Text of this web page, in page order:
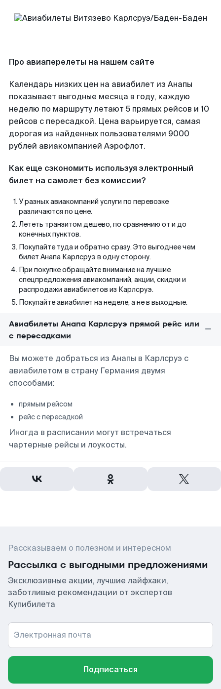
Про авиаперелеты на нашем сайте
Календарь низких цен на авиабилет из Анапы
показывает выгодные месяца в году, каждую
неделю по маршруту летают 5 прямых рейсов и 10
рейсов с пересадкой. Цена варьируется, самая
дорогая из найденных пользователями 9000
рублей авиакомпанией Аэрофлот.
Как еще сэкономить используя электронный
билет на самолет без комиссии?
У разных авиакомпаний услуги по перевозке
различаются по цене.
Лететь транзитом дешево, по сравнению от и до
конечных пунктов.
Покупайте туда и обратно сразу. Это выгоднее чем
билет Анапа Карлсруэ в одну сторону.
При покупке обращайте внимание на лучшие
спецпредложения авиакомпаний, акции, скидки и
распродажи авиабилетов из Карлсруэ.
Покупайте авиабилет на неделе, а не в выходные.
Авиабилеты Анапа Карлсруэ прямой рейс или
с пересадками
Вы можете добраться из Анапы в Карлсруэ с
авиабилетом в страну Германия двумя
способами:
прямым рейсом
рейс с пересадкой
Иногда в расписании могут встречаться
чартерные рейсы и лоукосты.
Рассказываем о полезном и интересном
Рассылка с выгодными предложениями
Эксклюзивные акции, лучшие лайфхаки,
заботливые рекомендации от экспертов
Купибилета
Электронная почта
Подписаться